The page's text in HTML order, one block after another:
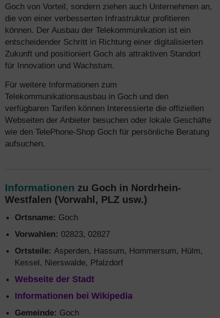
Goch von Vorteil, sondern ziehen auch Unternehmen an,
die von einer verbesserten Infrastruktur profitieren
können. Der Ausbau der Telekommunikation ist ein
entscheidender Schritt in Richtung einer digitalisierten
Zukunft und positioniert Goch als attraktiven Standort
für Innovation und Wachstum.
Für weitere Informationen zum
Telekommunikationsausbau in Goch und den
verfügbaren Tarifen können Interessierte die offiziellen
Webseiten der Anbieter besuchen oder lokale Geschäfte
wie den TelePhone-Shop Goch für persönliche Beratung
aufsuchen.
Informationen zu Goch in Nordrhein-
Westfalen (Vorwahl, PLZ usw.)
Ortsname: Goch
Vorwahlen: 02823, 02827
Ortsteile: Asperden, Hassum, Hommersum, Hülm,
Kessel, Nierswalde, Pfalzdorf
Webseite der Stadt
Informationen bei Wikipedia
Gemeinde: Goch